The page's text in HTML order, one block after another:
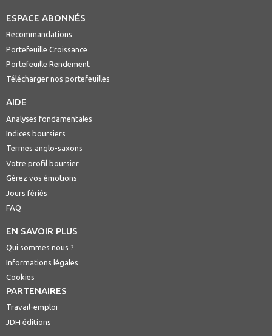
ESPACE ABONNÉS
Recommandations
Portefeuille Croissance
Portefeuille Rendement
Télécharger nos portefeuilles
AIDE
Analyses fondamentales
Indices boursiers
Termes anglo-saxons
Votre profil boursier
Gérez vos émotions
Jours fériés
FAQ
EN SAVOIR PLUS
Qui sommes nous ?
Informations légales
Cookies
PARTENAIRES
Travail-emploi
JDH éditions